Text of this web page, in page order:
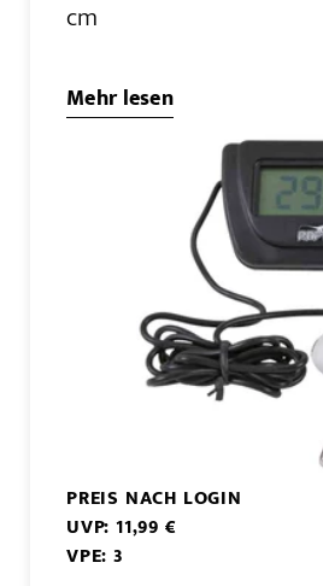
cm
Mehr lesen
PREIS NACH LOGIN
UVP: 11,99 €
VPE: 3